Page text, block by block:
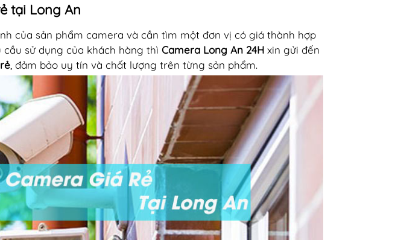
tại Long An
của sản phẩm camera và cần tìm một đơn vị có giá thành hợp
sử dụng của khách hàng thì Camera Long An 24H xin gửi đến
, đảm bảo uy tín và chất lượng trên từng sản phẩm.